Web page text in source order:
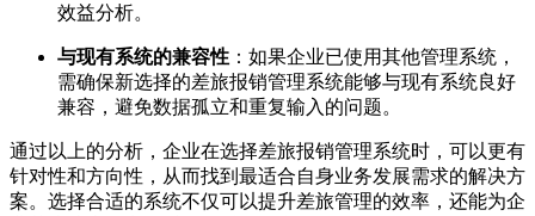
效益分析。
与现有系统的兼容性 ：如果企业已使用其他管理系统，
需确保新选择的差旅报销管理系统能够与现有系统良好
兼容，避免数据孤立和重复输入的问题。
通过以上的分析，企业在选择差旅报销管理系统时，可以更有
针对性和方向性，从而找到最适合自身业务发展需求的解决方
案。选择合适的系统不仅可以提升差旅管理的效率，还能为企